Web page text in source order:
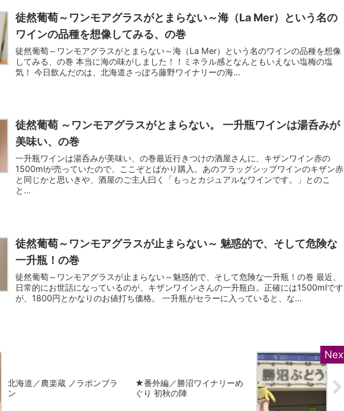
徒然葡萄～ワンモアグラスがとまらない～海（La Mer）という名の
ワインの品種を想像してみる、の巻
徒然葡萄～ワンモアグラスがとまらない～海（La Mer）という名のワインの品種を想像
してみる、の巻 本当に海の味がしました！！ミネラル感となんともいえない塩梅の塩
気！ 今日飲んだのは、北海道さっぽろ藤野ワイナリーの海...
徒然葡萄 ～ワンモアグラスがとまらない。 一升瓶ワインは湯呑みが
美味い、の巻
一升瓶ワインは湯呑みが美味い、の巻最近行きつけの酒屋さんに、キザンワイン赤の
1500mlが売っていたので、ここぞとばかり購入。あのフラッグシップワインのキザン赤
と同じかと思いきや、酒屋のご主人曰く「もっとカジュアルなワインです。」とのこ
と...
徒然葡萄～ワンモアグラスが止まらない～ 魅惑的で、そして危険な
一升瓶！の巻
徒然葡萄～ワンモアグラスが止まらない～魅惑的で、そして危険な一升瓶！の巻 最近、
日常的にお世話になっているのが、キザンワインさんの一升瓶白。正確には1500mlです
が、1800円とかなりのお値打ち価格。 一升瓶がセラーに入っていると、な...
北海道／農楽蔵 ノラポンブラ
ン
★番外編／勝沼ワイナリーめ
ぐり 初秋の陣